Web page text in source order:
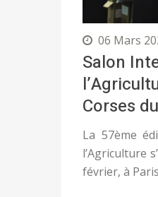
06 Mars
Salon
Corses
La 57ème
l’Agriculture
février, à